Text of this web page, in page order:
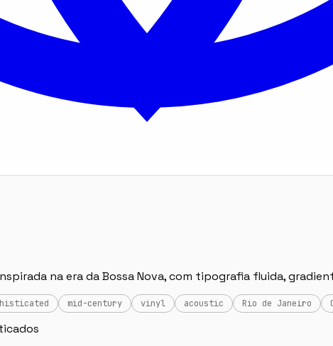
na era da Bossa Nova, com tipografia fluida,
mid-century vinyl acoustic Rio de Janeiro